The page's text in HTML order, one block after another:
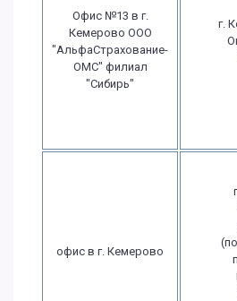
Офис №13 в г.
Кемерово ООО
"АльфаСтрахование-
ОМС" филиал
"Сибирь"
г.
офис в г. Кемерово